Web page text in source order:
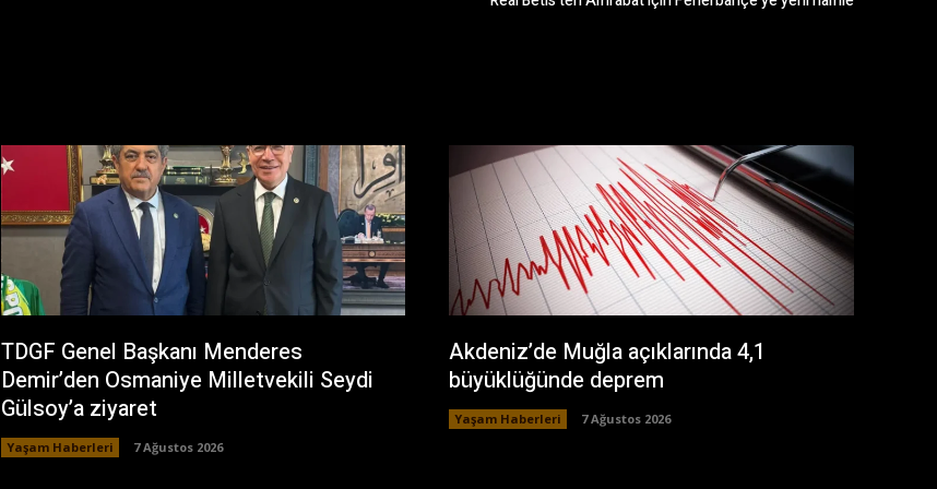
TDGF Genel Başkanı Menderes
Demir’den Osmaniye Milletvekili Seydi
Gülsoy’a ziyaret
Yaşam Haberleri 7 Ağustos 2026
Akdeniz’de Muğla açıklarında 4,1
büyüklüğünde deprem
Yaşam Haberleri 7 Ağustos 2026